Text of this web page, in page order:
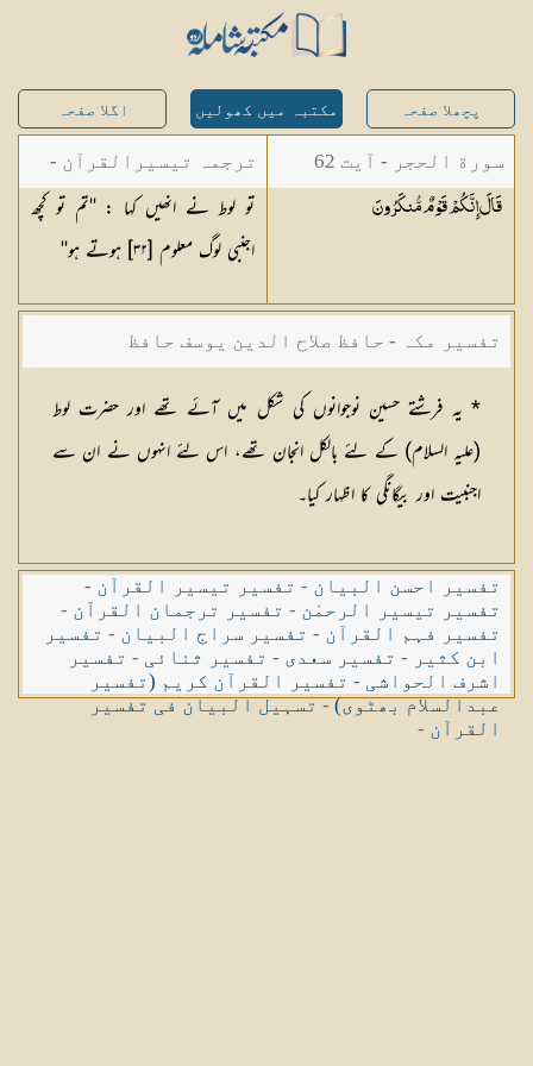
پچھلا صفحہ مکتبہ میں کھولیں اگلا صفحہ
سورة الحجر - آیت 62
قَالَ إِنَّكُمْ قَوْمٌمُّنكَرُونَ
ترجمہ تیسیرالقرآن -
مولانا عبد الرحمن
کیلانی
تو لوط نے انھیں کہا : ''تم تو کچھ
اجنبی لوگ معلوم [٣٢] ہوتے ہو''
تفسیر مکہ - حافظ صلاح الدین یوسف حافظ
* یہ فرشتے حسین نوجوانوں کی شکل میں آئے تھے اور حضرت لوط
(عليہ السلام) کے لئے بالکل انجان تھے، اس لئے انہوں نے ان سے
اجنبیت اور بیگانگی کا اظہار کیا۔
تفسیر احسن البیان - تفسیر تیسیر القرآن -
تفسیر تیسیر الرحمٰن - تفسیر ترجمان القرآن -
تفسیر فہم القرآن - تفسیر سراج البیان - تفسیر
ابن کثیر - تفسیر سعدی - تفسیر ثنائی - تفسیر
اشرف الحواشی - تفسیر القرآن کریم (تفسیر
عبدالسلام بھٹوی)-تسہیل البیان فی تفسیر
القرآن -